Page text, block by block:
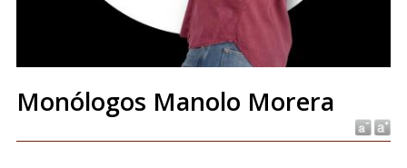
Monólogos Manolo Morera